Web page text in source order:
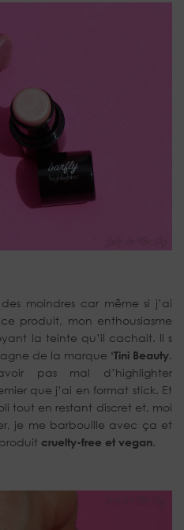
moindres car même si j’ai
produit, mon enthousiasme
la teinte qu’il cachait. Il s
de la marque ‘Tini Beauty.
pas mal d’highlighter
que j’ai en format stick. Et
tout en restant discret et, moi
je me barbouille avec ça et
cruelty-free et vegan.